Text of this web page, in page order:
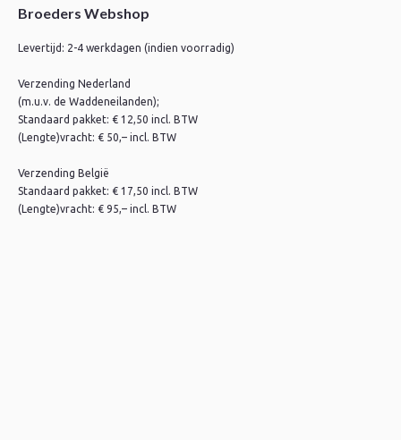
Broeders Webshop
Levertijd: 2-4 werkdagen (indien voorradig)
Verzending Nederland
(m.u.v. de Waddeneilanden);
Standaard pakket: € 12,50 incl. BTW
(Lengte)vracht: € 50,– incl. BTW
Verzending België
Standaard pakket: € 17,50 incl. BTW
(Lengte)vracht: € 95,– incl. BTW